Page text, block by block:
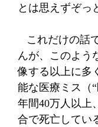
とは思えずぞっ
これだけの話
んが、このよう
像する以上に多
能な医療ミス（
年間40万人以上
合で死亡してい